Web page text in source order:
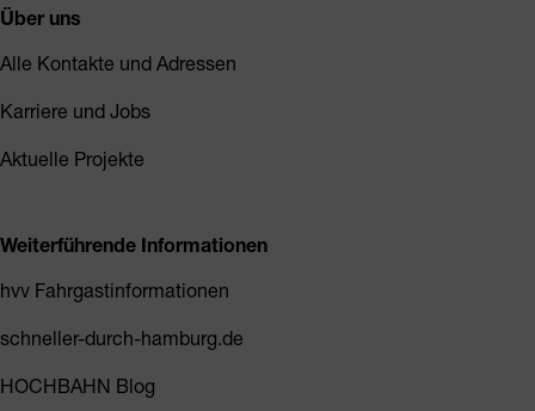
Über uns
Alle Kontakte und Adressen
Karriere und Jobs
Aktuelle Projekte
Weiterführende Informationen
hvv Fahrgastinformationen
schneller-durch-hamburg.de
HOCHBAHN Blog